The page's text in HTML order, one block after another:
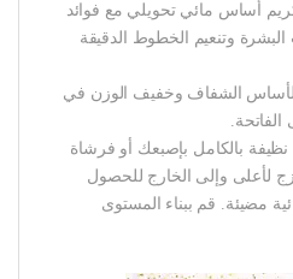
أساس مائي تحويلي مع فوائد
وتنعيم الخطوط الدقيقة
الشفاف وخفيف الوزن في
بالكامل بإصبعك أو فرشاة
لأعلى وإلى الخارج للحصول
مضيئة. قم ببناء المستوى